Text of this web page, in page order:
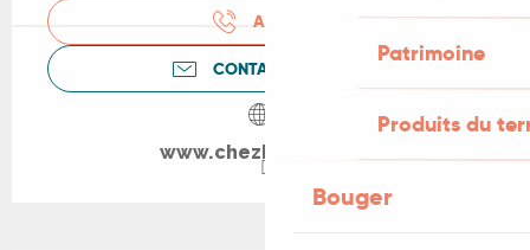
Patrimoine
Produits du
Bouger
APPELER
CONTACTEZ-NOUS
www.chezhelene.net